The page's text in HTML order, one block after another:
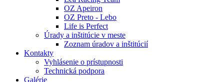
OZ Apeiron
OZ Preto - Lebo
Life is Perfect
Úrady a inštitúcie v meste
Zoznam úradov a inštitúcií
Kontakty
Vyhlásenie o prístupnosti
Technická podpora
Galérie